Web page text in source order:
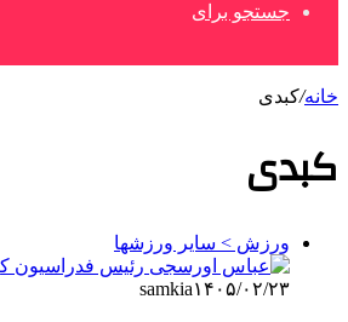
جستجو برای
خانه/کبدی
کبدی
ورزش > سایر ورزشها
samkia۱۴۰۵/۰۲/۲۳